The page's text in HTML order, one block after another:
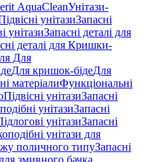
AquaCleanУнітази-
унітазиЗапасні
унітазиЗапасні деталі для
деталі для Кришки-
Для
Для кришок-бідеДля
матеріалиФункціональні
Підвісні унітазиЗапасні
унітазиЗапасні
унітазиЗапасні
унітази для
поличного типуЗапасні
змивного бачка